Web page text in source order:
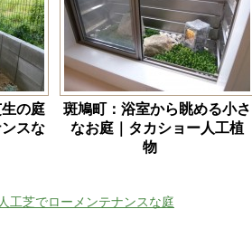
の庭
スな
斑鳩町：浴室から眺める小さ
なお庭｜タカショー人工植
物
工芝でローメンテナンスな庭